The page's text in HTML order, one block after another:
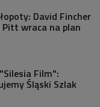
David Fincher
wraca na plan
Film":
Śląski Szlak